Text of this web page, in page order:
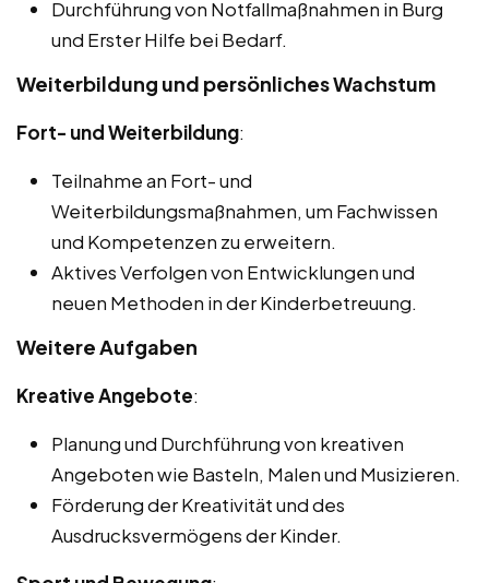
Durchführung von Notfallmaßnahmen in Burg
und Erster Hilfe bei Bedarf.
Weiterbildung und persönliches Wachstum
Fort- und Weiterbildung:
Teilnahme an Fort- und
Weiterbildungsmaßnahmen, um Fachwissen
und Kompetenzen zu erweitern.
Aktives Verfolgen von Entwicklungen und
neuen Methoden in der Kinderbetreuung.
Weitere Aufgaben
Kreative Angebote:
Planung und Durchführung von kreativen
Angeboten wie Basteln, Malen und Musizieren.
Förderung der Kreativität und des
Ausdrucksvermögens der Kinder.